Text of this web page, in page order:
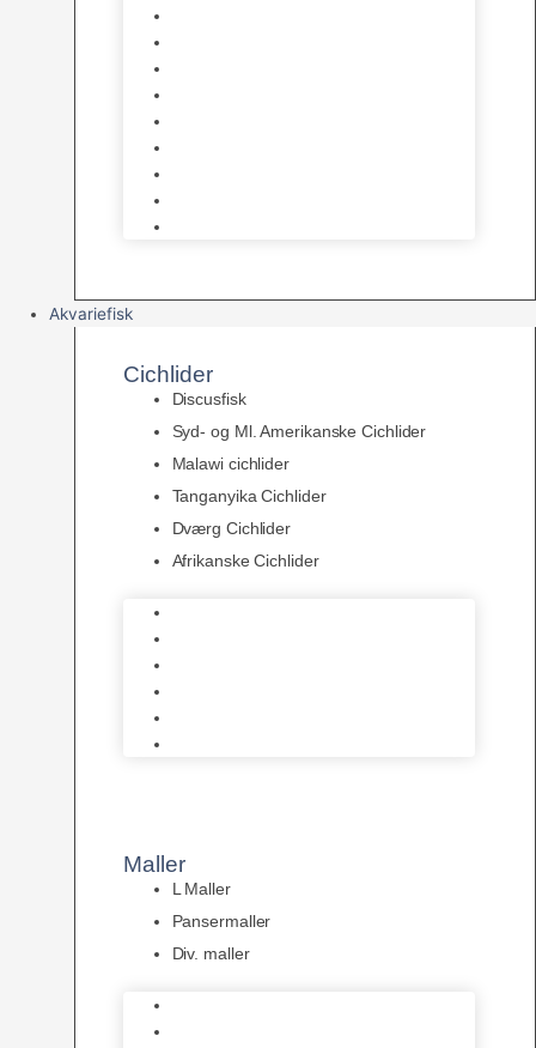
Akvariefisk
Cichlider
Discusfisk
Syd- og Ml. Amerikanske Cichlider
Malawi cichlider
Tanganyika Cichlider
Dværg Cichlider
Afrikanske Cichlider
Maller
L Maller
Pansermaller
Div. maller